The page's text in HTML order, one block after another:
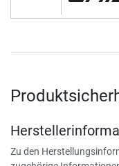
Zu den